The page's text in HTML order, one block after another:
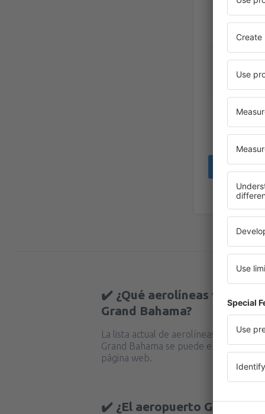
Timothy
United
✔️ ¿Qué aerolíneas vuelan
Grand Bahama?
La lista actual de aerolíneas que
Grand Bahama se puede encontrar
página web.
✔️ ¿El aeropuerto Grand